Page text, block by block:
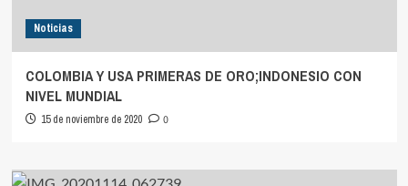
Noticias
COLOMBIA Y USA PRIMERAS DE ORO;INDONESIO CON
NIVEL MUNDIAL
15 de noviembre de 2020 0